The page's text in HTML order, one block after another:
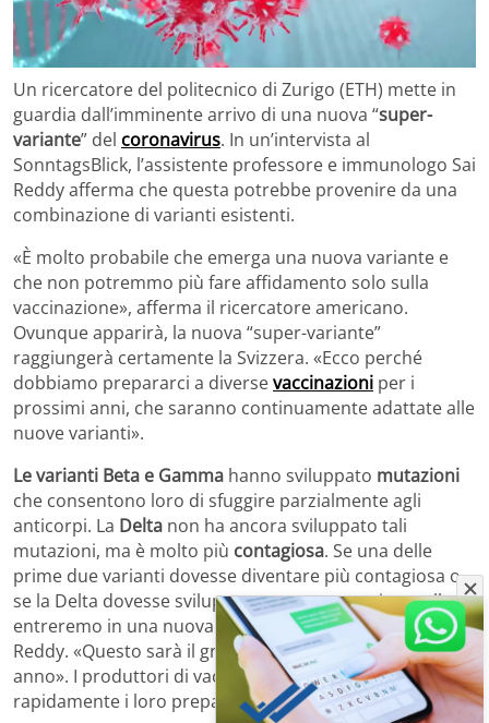
Un ricercatore del politecnico di Zurigo (ETH) mette in
guardia dall’imminente arrivo di una nuova “super-
variante” del coronavirus. In un’intervista al
SonntagsBlick, l’assistente professore e immunologo Sai
Reddy afferma che questa potrebbe provenire da una
combinazione di varianti esistenti.
«È molto probabile che emerga una nuova variante e
che non potremmo più fare affidamento solo sulla
vaccinazione», afferma il ricercatore americano.
Ovunque apparirà, la nuova “super-variante”
raggiungerà certamente la Svizzera. «Ecco perché
dobbiamo prepararci a diversevaccinazioni per i
prossimi anni, che saranno continuamente adattate alle
nuove varianti».
Le varianti Beta e Gamma hanno sviluppato mutazioni
che consentono loro di sfuggire parzialmente agli
anticorpi. La Delta non ha ancora sviluppato tali
mutazioni, ma è molto più contagiosa. Se una delle
prime due varianti dovesse diventare più contagiosa o
se la Delta dovesse sviluppare questa mutazione, allora
entreremo in una nuova fase della pandemia, afferma
Reddy. «Questo sarà il grosso problema per il prossimo
anno». I produttori di vaccini dovranno adattare
rapidamente i loro preparati.